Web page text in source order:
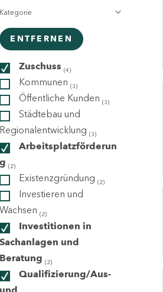
Kategorie
ENTFERNEN
Zuschuss (4)
Kommunen (3)
Öffentliche Kunden (3)
Städtebau und
Regionalentwicklung (3)
Arbeitsplatzförderun
g (2)
Existenzgründung (2)
Investieren und
Wachsen (2)
Investitionen in
Sachanlagen und
Beratung (2)
Qualifizierung/Aus-
und